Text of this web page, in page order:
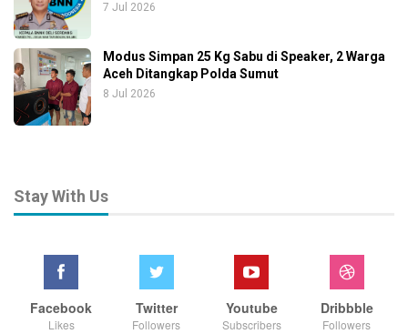
7 Jul 2026
Modus Simpan 25 Kg Sabu di Speaker, 2 Warga
Aceh Ditangkap Polda Sumut
8 Jul 2026
Stay With Us
Facebook
Likes
Twitter
Followers
Youtube
Subscribers
Dribbble
Followers